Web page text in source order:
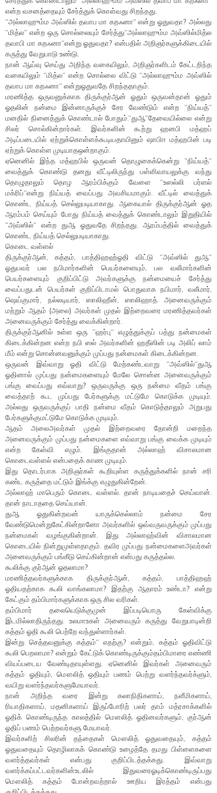
என்ற வசனத்தையும் சேர்த்துக் கொள்வது சிறந்தது.
“அல்லாஹும்ம அவ்ஸில் தவாப மா கறஃனா“ என்று ஓதுவதா? அல்லது
“மித்ல“ என்ற ஒரு சொல்லையும் சேர்த்து“அல்லாஹும்ம அவ்ஸில்மித்ல
தவாபி மா கறஃனா“என்று ஓதுவதா? என்பதில் அறிஞர்களுக்கிடையில்
கருத்து வேறுபாடு உண்டு.
நான் ஆய்வு செய்து அறிந்த வகையிலும், அறிஞர்களிடம் கேட்டறிந்த
வகையிலும் “மித்ல“ என்ற சொல்லை விட்டு “அல்லாஹும்ம அவ்ஸில்
தவாப மா கறஃனா“ என்றுஓதுவதே சிறந்ததாகும்.
மரணித்த ஒருவனுக்காக திருக்குர்ஆன் ஓதும் ஒருவன்தான் ஓதும்
ஓதலின் நன்மை இன்னாருக்குச் சேர வேண்டும் என்ற “நிய்யத்“
மனதில் நினைத்துக் கொண்டால் போதும்.“துஆ“தேவையில்லை என்று
சிலர் சொல்கின்றார்கள். இவர்களின் கூற்று ஹனபி மத்ஹப்
அடிப்படையில் ஏற்றுக்கொள்ளக்கூடியதாயினும் ஷாபிஈ மத்ஹபின் படி
ஏற்றுக் கொள்ள முடியாதஒன்றாகும்.
ஏனெனில் இந்த மத்ஹபில் ஒருவன் தொழுகைக்கென்று “நிய்யத்“
வைத்துக் கொண்டு தனது வீட்டிலிருந்து பள்ளிவாயலுக்கு வந்து
தொழுதாலும் தொழ ஆரம்பிக்கும் வேளை “உஸல்லி பர்ளல்
மக்ரிப்“என்று நிய்யத் வைப்பது அவசியமாகும். வீட்டில் வைத்துக்
கொண்ட நிய்யத் செல்லுபடியாகாது. ஆகையால் திருக்குர்ஆன் ஓத
ஆரம்பம் செய்யும் போது நிய்யத் வைத்துக் கொண்டாலும் இறுதியில்
“அவ்ஸில்“ என்ற துஆ ஓதுவதே சிறந்தது. ஆரம்பத்தில் வைத்துக்
கொண்ட நிய்யத் செல்லுபடியாகாது.
கொடை வள்ளல்
திருக்குர்ஆன், கத்தம், பாத்திஹஹ்ஓதி விட்டு “அவ்ஸில் துஆ“
ஓதுபவர் பல நபிமார்களின் பெயர்களையும், பல வலீமார்களின்
பெயர்களையும் குறிப்பிட்டு அவர்களுக்கு நன்மையைச் சேர்த்து
வைப்பதுடன் பெயர்கள் குறிப்பிடாமல் பொதுவாக நபிமார், வலீமார்,
ஷெய்குமார், நல்லடியார், ஸாலிஹீன், ஸாலிஹாத் அனைவருக்கும்
மற்றும் ஆதம் (அலை) அவர்கள் முதல் இற்றைவரை மரணித்தவர்கள்
அனைவருக்கும் சேர்த்து வைக்கின்றார்.
திருக்குர்ஆனில் உள்ள ஒரு “ஹர்பு“ எழுத்துக்குப் பத்து நன்மைகள்
கிடைக்கின்றன என்ற நபி ஸல் அவர்களின் ஹதீஸின் படி அலிப் லாம்
மீம் என்று சொன்னவனுக்கும் முப்பது நன்மைகள் கிடைக்கின்றன.
ஒருவன் இவ்வாறு ஓதி விட்டு மேற்கண்டவாறு “அவ்ஸில்“துஆ
ஓதினால் முப்பது நன்மைகளையும் மேலே சொன்ன அனைவருக்கும்
பங்கு வைப்பது எவ்வாறு? ஒருவருக்கு ஒரு நன்மை வீதம் பங்கு
வைத்தாற் கூட முப்பது பேர்களுக்கு மட்டுமே கொடுக்க முடியும்.
அல்லது ஒருவருக்குப் பாதி நன்மை வீதம் கொடுத்தாலும் அறுபது
பேர்களுக்குமட்டுமே கொடுக்க முடியும்.
ஆதம் அலைஅவர்கள் முதல் இற்றைவரை தோன்றி மறைந்த
அனைவருக்கும் முப்பது நன்மைகளை எவ்வாறு பங்கு வைக்க முடியும்
என்ற கேள்வி எழும். இங்குதான் அல்லாஹ் விசாலமான
கொடைவள்ளல் என்பதைக் காண முடியும்.
இது தொடர்பாக அறிஞர்கள் கூறியுள்ள கருத்துக்களில் நான் சரி
கண்ட கருத்தை மட்டும் இங்க்கு எழுதுகின்றேன்.
அல்லாஹ் மாபெரும் கொடை வள்ளல். தான் நாடியதைச் செய்வான்.
தான் நாடாததை செய்யான்.
துஆ ஓதுகின்றவன் யாருக்கெல்லாம் நன்மை சேர
வேண்டுமென்றுகேட்கின்றானோ அவர்களில் ஒவ்வருவருக்கும் முப்பது
நன்மைகள் வழங்குகின்றான். இது அல்லாஹ்வின் விசாலமான
கொடையில் நின்றுமுள்ளதாகும். தவிர முப்பது நன்மைகளைஅவர்கள்
அனைவருக்கும் பங்கீடு செய்கின்றான் என்பது கருத்தல்ல.
கூலிக்கு குர்ஆன் ஓதலாமா?
மரணித்தவர்களுக்காக திருக்குர்ஆன், கத்தம், பாத்திஹஹ்
ஓதியதற்காக கூலி வாங்கலாமா? இதற்கு ஆதாரம் உண்டா? என்று
கேட்கும் தம்பிமார்களுக்காக ஒரு சில வரிகள்.
தம்பிமார் தலையெடுக்குமுன் இப்படியொரு கேள்விக்கு
இடமில்லாதிருந்தது. உலமாஉகள் அனைவரும் கருத்து வேறுபாடின்றி
கத்தம் ஓதி கூலி பெற்றே வந்துள்ளார்கள்.
இன்று செத்தவனுக்கு கத்தம்“ எதற்கு? என்றும், கத்தம் ஓதிவிட்டு
கூலி பெறலாமா? என்றும் கேட்டுக் கொண்டிருக்கும்தம்பிமாரை எண்ணி
வியப்படைய வேண்டிதாயுள்ளது. ஏனெனில் இவர்கள் அனைவரும்
கத்தம் ஓதியும், மௌலித் ஒதியும் பணம் பெற்று வளர்ந்தவர்க்ளும்,
வயிறு வளர்ந்தவர்களுமேயாவர்.
நான் அறிந்த வரை இன்று கலாநிதிகளாய், நளீமிகளாய்,
ரியாதிகளாய், மதனிகளாய் இருப்போரிற் பலர் தாம் மத்ரசாக்களில்
ஓதிக் கொண்டிருந்த காலத்தில் மௌலித் ஓதினவர்களும், குர்ஆன்
ஓதிப் பணம் பெற்றவர்களு மேயாவர்.
இவர்களிற் சிலரின் தந்தைகள் மௌலித் ஓதுவதையும், கத்தம்
ஓதுவதையும் தொழிலாகக் கொண்டு உழைத்தே தமது பிள்ளைகளை
வளர்த்தவர்கள் என்பது குறிப்பிடத்தக்கது. இவ்வாறு
வளர்க்கப்பட்டவர்களின்உடலில் இதுவரைஓடிக்கொண்டிருப்பது
மௌலித் கத்தம் போன்றவற்றால் ஊறிய இரத்தம் என்பது